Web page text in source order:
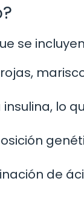
se
lo
de